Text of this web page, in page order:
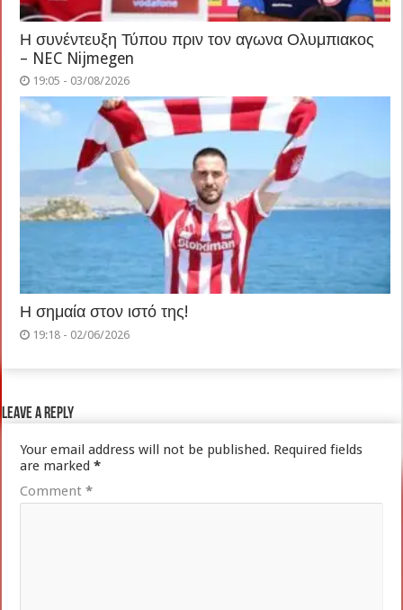
Η συνέντευξη Τύπου πριν τον αγωνα Ολυμπιακος
– NEC Nijmegen
19:05 - 03/08/2026
Η σημαία στον ιστό της!
19:18 - 02/06/2026
Leave a Reply
Your email address will not be published. Required fields
are marked*
Comment*